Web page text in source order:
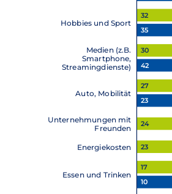
Hobbies und Sport
32
35
Medien (z.B.
Smartphone,
Streamingdienste)
30
42
Auto, Mobilität
27
23
Unternehmungen mit
Freunden
24
Energiekosten 23
Essen und Trinken
17
10